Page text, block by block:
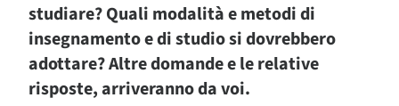
studiare? Quali modalità e metodi di
insegnamento e di studio si dovrebbero
adottare? Altre domande e le relative
risposte, arriveranno da voi.